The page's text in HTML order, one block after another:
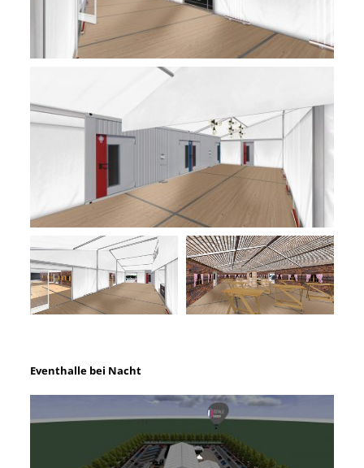
Eventhalle bei Nacht